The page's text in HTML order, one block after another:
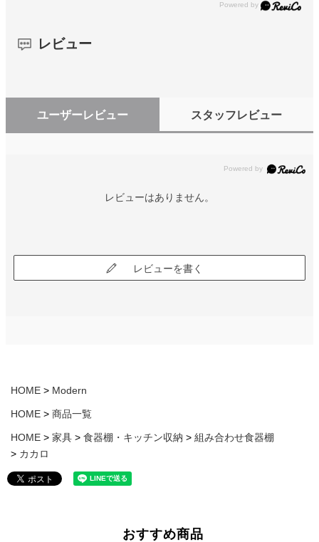
レビュー
ユーザーレビュー スタッフレビュー
レビューはありません。
レビューを書く
HOME Modern
HOME 商品一覧
HOME 家具 食器棚・キッチン収納
組み合わせ食器棚
カカロ
おすすめ商品